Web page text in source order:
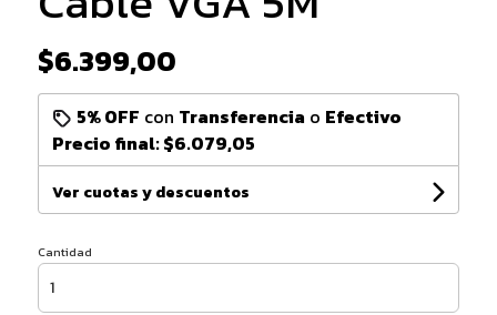
$6.399,00
5% OFF con Transferencia o Efectivo
Precio final:$6.079,05
Ver cuotas y descuentos
Cantidad